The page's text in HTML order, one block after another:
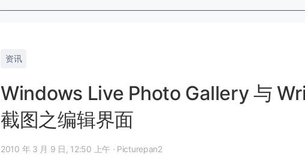
资讯
Windows Live Photo Gallery 与
截图之编辑界面
2010 年 3 月 9 日, 12:50 上午 · Picturepan2